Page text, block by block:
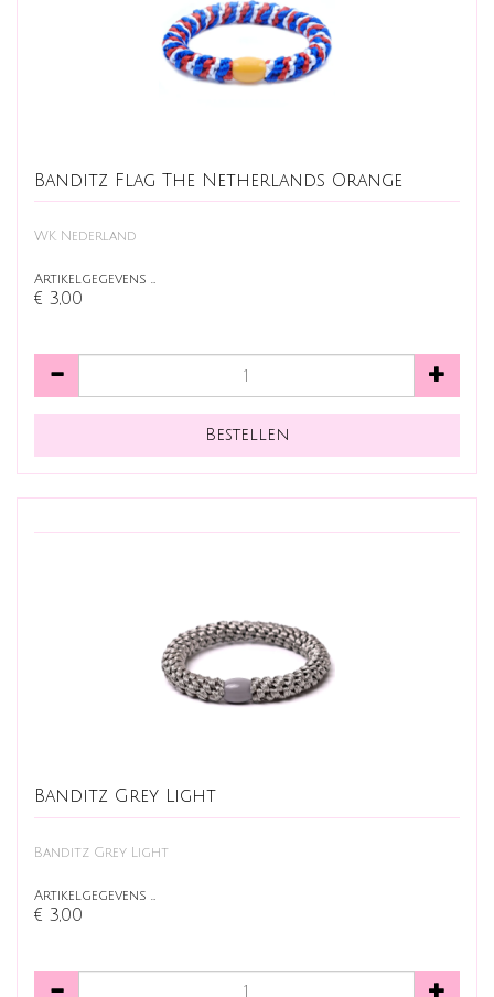
Banditz Flag The Netherlands Orange
WK Nederland
Artikelgegevens …
€ 3,00
Banditz Grey Light
Banditz Grey Light
Artikelgegevens …
€ 3,00